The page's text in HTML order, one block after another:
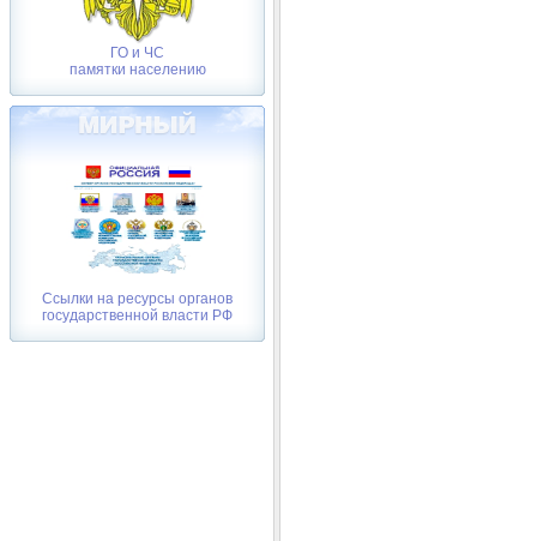
ГО и ЧС
памятки населению
Ссылки на ресурсы органов
государственной власти РФ